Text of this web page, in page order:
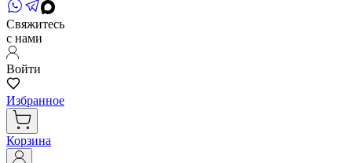
Свяжитесь
с нами
Войти
Избранное
Корзина